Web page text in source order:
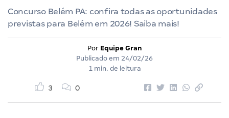
Concurso Belém PA: confira todas as oportunidades
previstas para Belém em 2026! Saiba mais!
Por Equipe Gran
Publicado em 24/02/26
1 min. de leitura
3 0